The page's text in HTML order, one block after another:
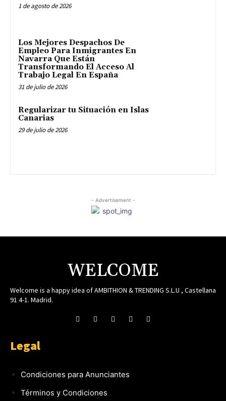
1 de agosto de 2026
Los Mejores Despachos De
Empleo Para Inmigrantes En
Navarra Que Están
Transformando El Acceso Al
Trabajo Legal En España
31 de julio de 2026
Regularizar tu Situación en Islas
Canarias
29 de julio de 2026
- Advertisement -
WELCOME
Welcome is a happy idea of AMBITHION & TRENDING S.L.U , Castellana
91 4-1. Madrid.
Legal
Condiciones para Anunciantes
Términos y Condiciones